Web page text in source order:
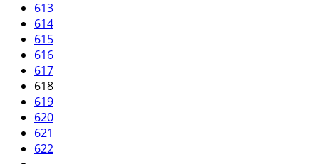
613
614
615
616
617
618
619
620
621
622